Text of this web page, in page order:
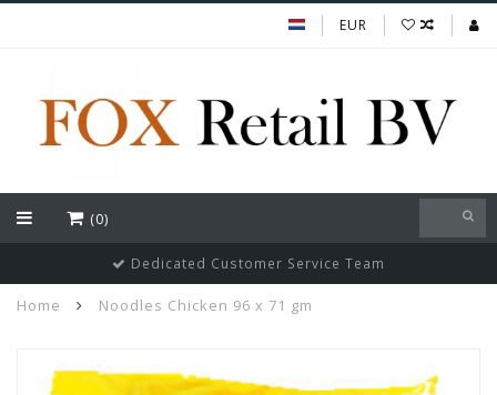
EUR
(0)
Dedicated Customer Service Team
Home Noodles Chicken 96 x 71 gm